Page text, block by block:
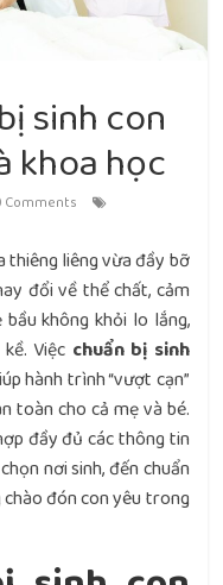
sinh con
khoa học
Comments
thiêng liêng vừa đầy bỡ
đổi về thể chất, cảm
không khỏi lo lắng,
Việc chuẩn bị sinh
hành trình “vượt cạn”
toàn cho cả mẹ và bé.
đầy đủ các thông tin
nơi sinh, đến chuẩn
đón con yêu trong